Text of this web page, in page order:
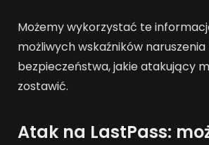
Możemy wykorzystać te
możliwych wskaźników naruszenia
bezpieczeństwa, jakie atakujący
zostawić.
Atak na LastPass: